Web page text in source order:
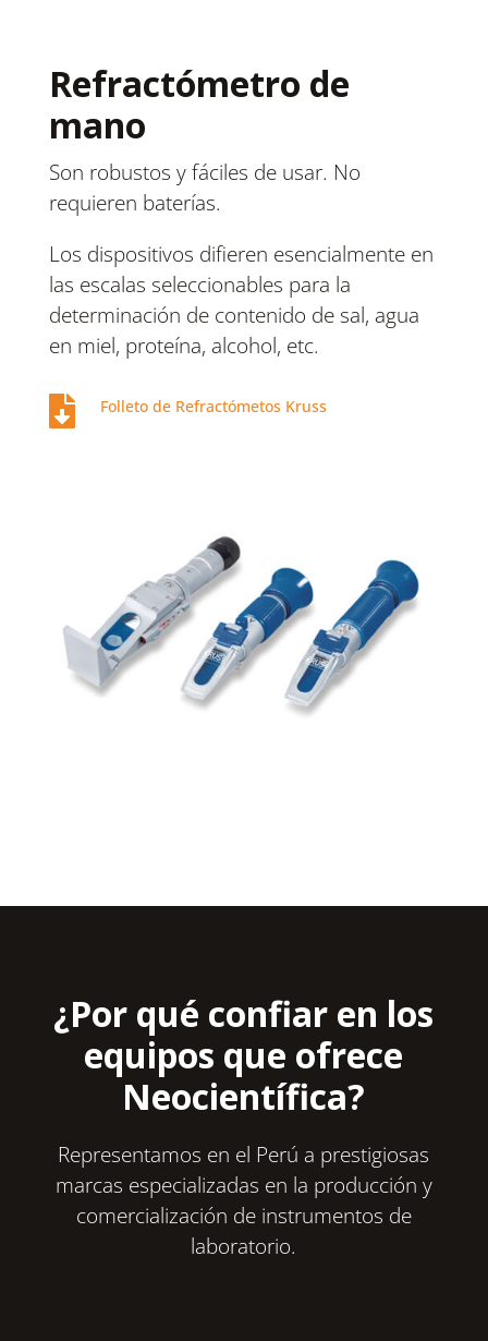
Refractómetro de
mano
Son robustos y fáciles de usar. No
requieren baterías.
Los dispositivos difieren esencialmente en
las escalas seleccionables para la
determinación de contenido de sal, agua
en miel, proteína, alcohol, etc.
 Folleto de Refractómetos Kruss
¿Por qué confiar en los
equipos que ofrece
Neocientífica?
Representamos en el Perú a prestigiosas
marcas especializadas en la producción y
comercialización de instrumentos de
laboratorio.